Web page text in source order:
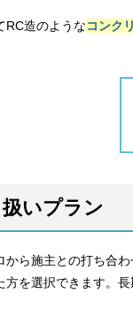
RC造のようなコンク
いプラン
ら施主との打ち合
を選択できます。